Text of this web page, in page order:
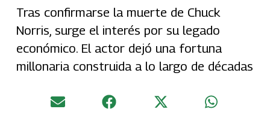
Tras confirmarse la muerte de Chuck
Norris, surge el interés por su legado
económico. El actor dejó una fortuna
millonaria construida a lo largo de décadas